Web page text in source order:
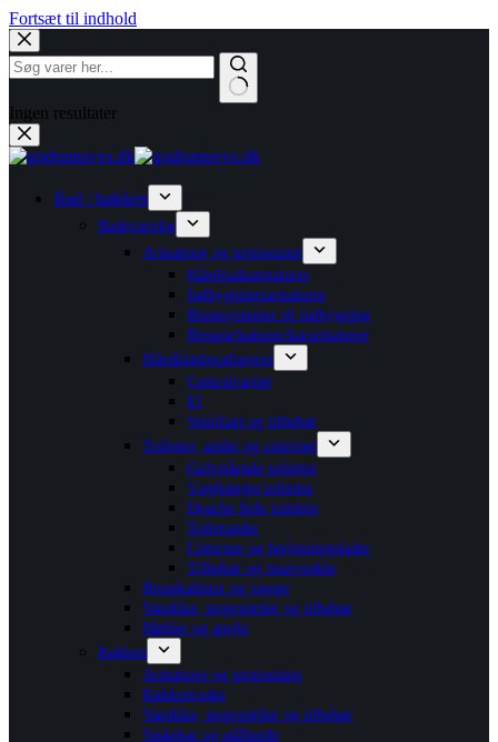
Fortsæt til indhold
Ingen resultater
Bad / køkken
Badeværelse
Armaturer og termostater
Håndvaskarmaturer
Indbygningsarmaturer
Brusesystemer til indbygning
Brusearmaturer/kararmaturer
Håndklæderadiatorer
Centralvarme
El
Ventilsæt og tilbehør
Toiletter, sæder og cisterner
Gulvstående toiletter
Væghængte toiletter
Douche bide toiletter
Toiletsæder
Cisterner og betjeningsplader
Tilbehør og reservedele
Brusekabiner og vægge
Vandlåse, stopventiler og tilbehør
Møbler og spejle
Køkken
Armaturer og termostater
Køkkenvaske
Vandlåse, stopventiler og tilbehør
Vaskekar og stålborde